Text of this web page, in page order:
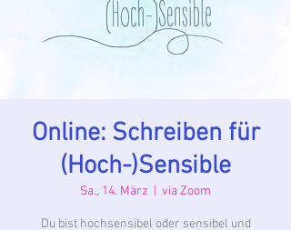
Online: Schreiben für
(Hoch-)Sensible
Sa., 14. März via Zoom
Du bist hochsensibel oder sensibel und